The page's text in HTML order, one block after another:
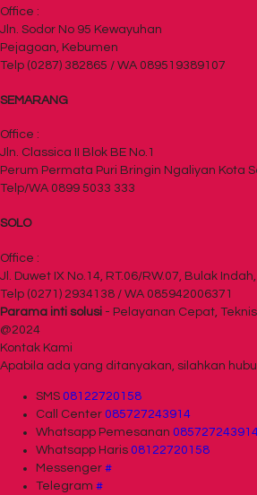
Office :
Jln. Sodor No 95 Kewayuhan
Pejagoan, Kebumen
Telp (0287) 382865 / WA 089519389107
SEMARANG
Office :
Jln. Classica II Blok BE No.1
Perum Permata Puri Bringin Ngaliyan Kota
Telp/WA 0899 5033 333
SOLO
Office :
Jl. Duwet IX No.14, RT.06/RW.07, Bulak
Telp (0271) 2934138 / WA 085942006371
Parama inti solusi - Pelayanan Cepat,
@2024
Kontak Kami
Apabila ada yang ditanyakan, silahkan
SMS 08122720158
Call Center 085727243914
Whatsapp Pemesanan
Whatsapp Haris 08122720158
Messenger #
Telegram #